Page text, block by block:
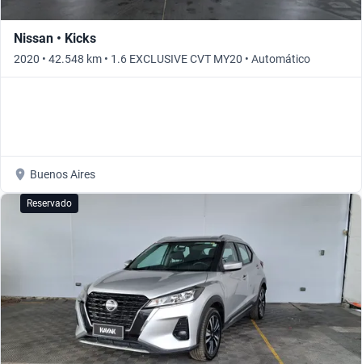
Nissan • Kicks
2020 • 42.548 km • 1.6 EXCLUSIVE CVT MY20 • Automático
Buenos Aires
Reservado